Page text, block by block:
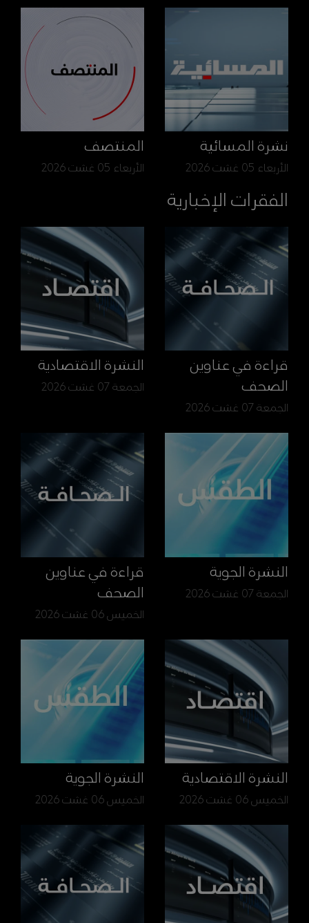
نشرة المسائية
الأربعاء 05 غشت 2026
المنتصف
الأربعاء 05 غشت 2026
الفقرات الإخبارية
قراءة في عناوين
الصحف
الجمعة 07 غشت 2026
النشرة الاقتصادية
الجمعة 07 غشت 2026
النشرة الجوية
الجمعة 07 غشت 2026
قراءة في عناوين
الصحف
الخميس 06 غشت 2026
النشرة الاقتصادية
الخميس 06 غشت 2026
النشرة الجوية
الخميس 06 غشت 2026